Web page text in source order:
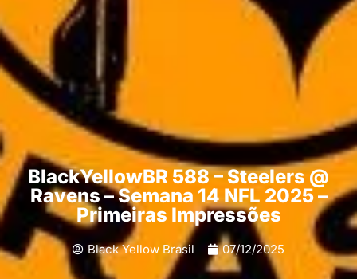
BlackYellowBR 588 – Steelers @
Ravens – Semana 14 NFL 2025 –
Primeiras Impressões
Black Yellow Brasil 07/12/2025